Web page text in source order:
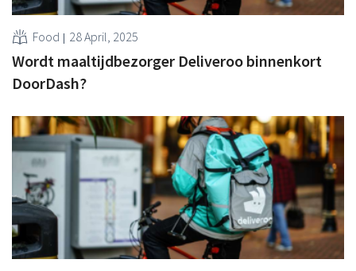
Food 28 April, 2025
Wordt maaltijdbezorger Deliveroo binnenkort
DoorDash?